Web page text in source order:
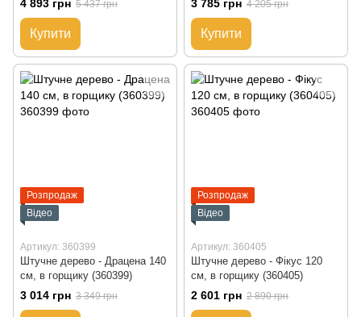
4 893 грн 5 437 грн
Купити
3 785 грн 4 205 грн
Купити
Розпродаж
Відео
Артикул: 360399
Штучне дерево - Драцена 140
см, в горщику (360399)
3 014 грн 3 349 грн
Розпродаж
Відео
Артикул: 360405
Штучне дерево - Фікус 120
см, в горщику (360405)
2 601 грн 2 890 грн